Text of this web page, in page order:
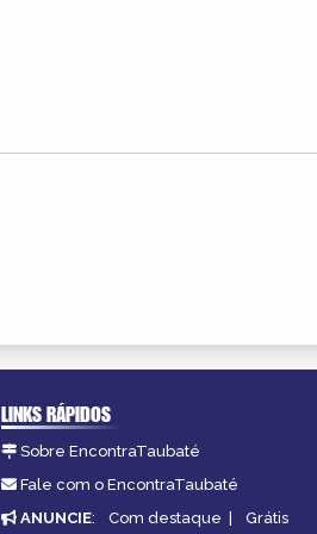
LINKS RÁPIDOS
Sobre EncontraTaubaté
Fale com o EncontraTaubaté
ANUNCIE: Com destaque | Grátis